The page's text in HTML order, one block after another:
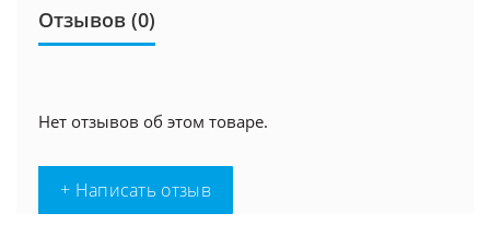
Отзывов (0)
Нет отзывов об этом товаре.
+ Написать отзыв